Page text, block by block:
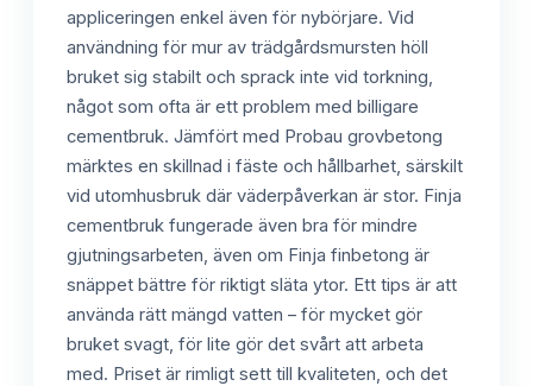
appliceringen enkel även för nybörjare. Vid
användning för mur av trädgårdsmursten höll
bruket sig stabilt och sprack inte vid torkning,
något som ofta är ett problem med billigare
cementbruk. Jämfört med Probau grovbetong
märktes en skillnad i fäste och hållbarhet, särskilt
vid utomhusbruk där väderpåverkan är stor. Finja
cementbruk fungerade även bra för mindre
gjutningsarbeten, även om Finja finbetong är
snäppet bättre för riktigt släta ytor. Ett tips är att
använda rätt mängd vatten – för mycket gör
bruket svagt, för lite gör det svårt att arbeta
med. Priset är rimligt sett till kvaliteten, och det